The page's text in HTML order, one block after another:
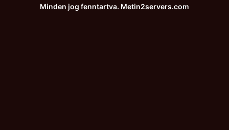
Minden jog fenntartva. Metin2servers.com